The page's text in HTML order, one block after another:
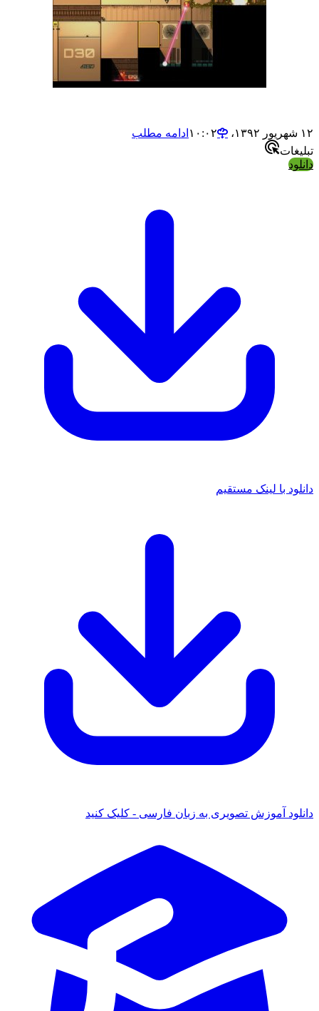
۱۲ شهریور ۱۳۹۲،‏ ۱۰:۰۲
ادامه مطلب
تبلیغات
دانلود
دانلود با لینک مستقیم
دانلود آموزش تصویری به زبان فارسی - کلیک کنید